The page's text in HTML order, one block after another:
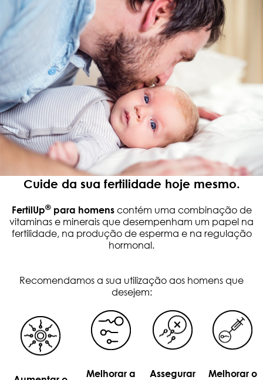
Cuide da sua fertilidade hoje mesmo.
FertilUp®para homenscontém uma combinação de
vitaminas e minerais que desempenham um papel na
fertilidade, na produção de esperma e na regulação
hormonal.
Recomendamos a sua utilização aos homens que
desejem:
Melhorar a
Assegurar
Melhorar o